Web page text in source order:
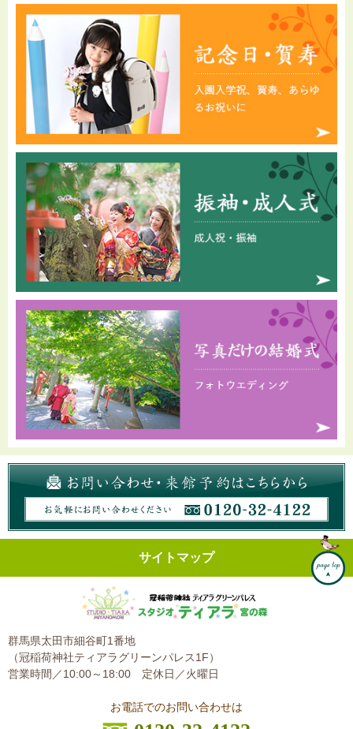
サイトマップ
群馬県太田市細谷町1番地
（冠稲荷神社ティアラグリーンパレス1F）
営業時間／10:00～18:00 定休日／火曜日
お電話でのお問い合わせは